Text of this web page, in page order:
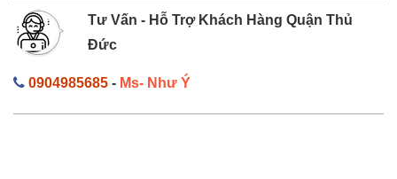
Tư Vấn - Hỗ Trợ Khách Hàng Quận Thủ
Đức
0904985685 - Ms- Như Ý